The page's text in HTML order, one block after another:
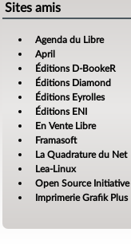
Sites amis
Agenda du Libre
April
Éditions D-BookeR
Éditions Diamond
Éditions Eyrolles
Éditions ENI
En Vente Libre
Framasoft
La Quadrature du Net
Lea-Linux
Open Source Initiative
Imprimerie Grafik Plus